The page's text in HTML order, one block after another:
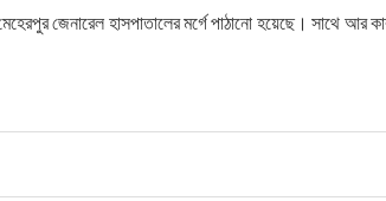
জেনারেল হাসপাতালের মর্গে পাঠানো হয়েছে। সাথে আর